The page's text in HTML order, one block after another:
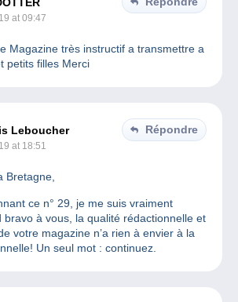
at 09:47
Magazine très instructif a transmettre a
petits filles Merci
Leboucher
at 18:51
Répondre
Bretagne,
ce n° 29, je me suis vraiment
bravo à vous, la qualité rédactionnelle et
votre magazine n’a rien à envier à la
Un seul mot : continuez.